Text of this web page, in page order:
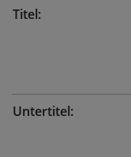
Titel:
Untertitel: